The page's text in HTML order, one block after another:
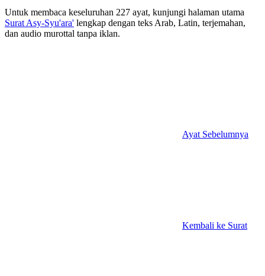
Untuk membaca keseluruhan 227 ayat, kunjungi halaman utama
Surat Asy-Syu'ara' lengkap dengan teks Arab, Latin, terjemahan,
dan audio murottal tanpa iklan.
Ayat Sebelumnya
Kembali ke Surat